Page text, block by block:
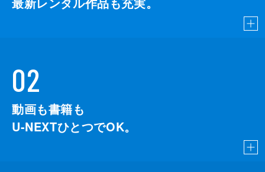
02
動画も書籍も
U-NEXTひとつでOK。